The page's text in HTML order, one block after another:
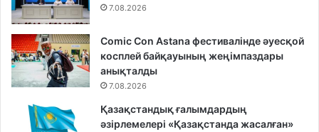
7.08.2026
Comic Con Astana фестивалінде әуесқой
косплей байқауының жеңімпаздары
анықталды
7.08.2026
Қазақстандық ғалымдардың
әзірлемелері «Қазақстанда жасалған»